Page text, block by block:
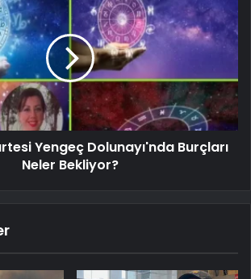
Yengeç Dolunayı'nda Burçları
Neler Bekliyor?